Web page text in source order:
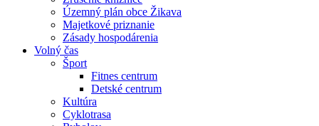
Územný plán obce Žikava
Majetkové priznanie
Zásady hospodárenia
Volný čas
Šport
Fitnes centrum
Detské centrum
Kultúra
Cyklotrasa